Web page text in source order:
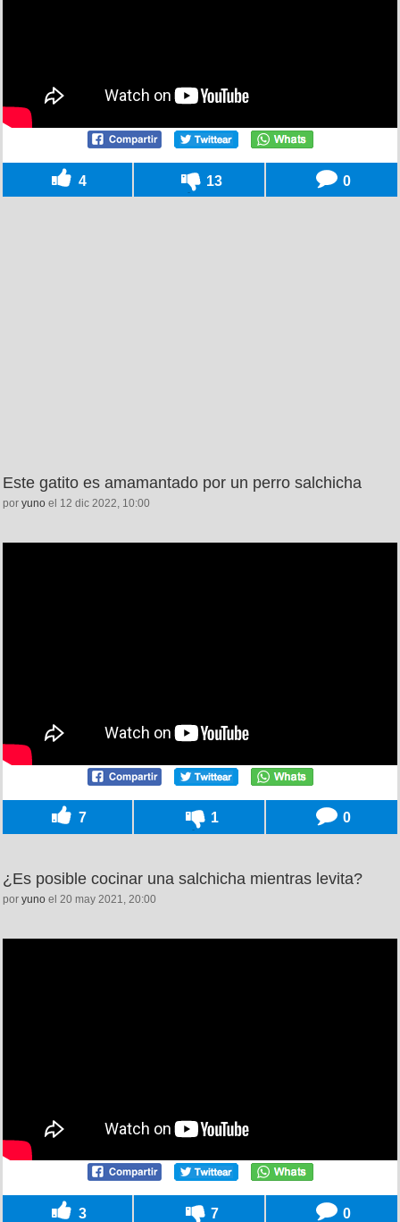
4 13 0
Este gatito es amamantado por un perro salchicha
por yuno el 12 dic 2022, 10:00
7 1 0
¿Es posible cocinar una salchicha mientras levita?
por yuno el 20 may 2021, 20:00
3 7 0